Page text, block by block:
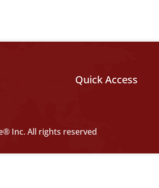
Quick Access
Inc. All rights reserved.